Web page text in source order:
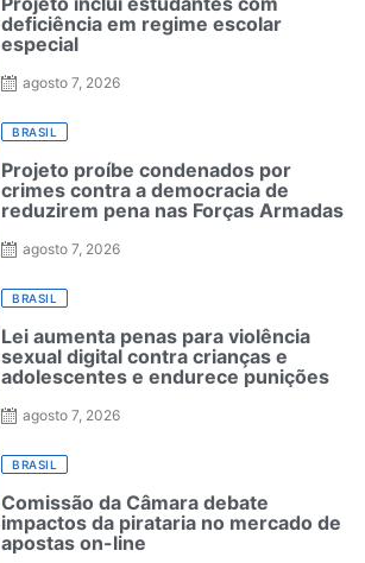
deficiência em regime escolar
especial
agosto 7, 2026
BRASIL
Projeto proíbe condenados por
crimes contra a democracia de
reduzirem pena nas Forças Armadas
agosto 7, 2026
BRASIL
Lei aumenta penas para violência
sexual digital contra crianças e
adolescentes e endurece punições
agosto 7, 2026
BRASIL
Comissão da Câmara debate
impactos da pirataria no mercado de
apostas on-line